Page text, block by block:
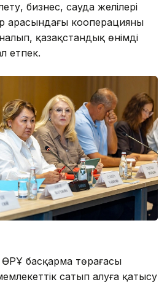
бизнес, сауда желілері
арасындағы кооперацияны
қазақстандық өнімді
етпек.
басқарма төрағасы
сатып алуға қатысу